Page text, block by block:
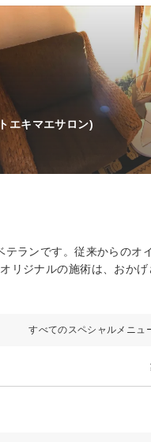
エキマエサロン)
テランです。従来からのオ
リジナルの施術は、おか
すべてのスペシャルメニュ